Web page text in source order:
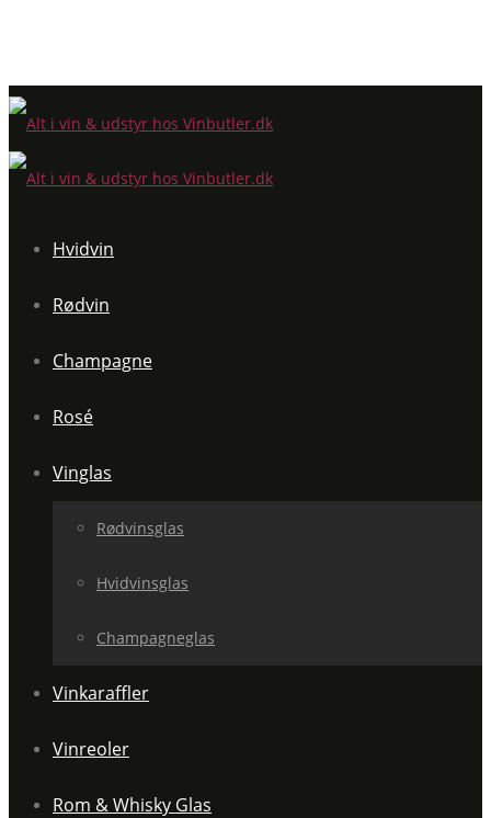
Hvidvin
Rødvin
Champagne
Rosé
Vinglas
Rødvinsglas
Hvidvinsglas
Champagneglas
Vinkaraffler
Vinreoler
Rom & Whisky Glas